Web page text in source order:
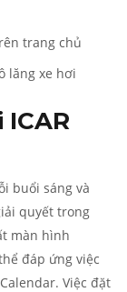
trang chủ
lăng xe hơi
buổi sáng và
quyết trong
màn hình
đáp ứng việc
Việc đặt